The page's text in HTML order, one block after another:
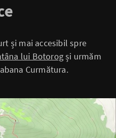
și mai accesibil spre
lui Botorogși urmăm
Curmătura.